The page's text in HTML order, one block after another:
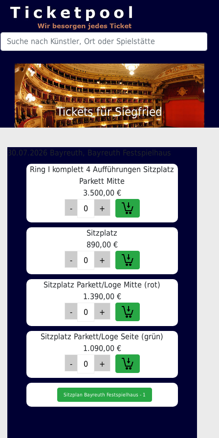
Tickets für Siegfried
30.07.2026 Bayreuth, Bayreuth Festspielhaus
Ring I komplett 4 Aufführungen Sitzplatz
Parkett Mitte
3.500,00 €
Sitzplatz
890,00 €
Sitzplatz Parkett/Loge Mitte (rot)
1.390,00 €
Sitzplatz Parkett/Loge Seite (grün)
1.090,00 €
Sitzplan Bayreuth Festspielhaus - 1